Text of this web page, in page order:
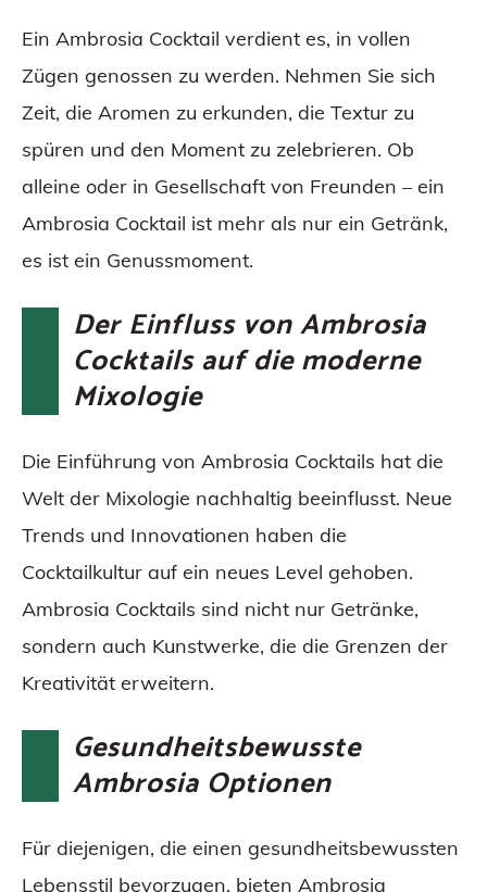
Ein Ambrosia Cocktail verdient es, in vollen
Zügen genossen zu werden. Nehmen Sie sich
Zeit, die Aromen zu erkunden, die Textur zu
spüren und den Moment zu zelebrieren. Ob
alleine oder in Gesellschaft von Freunden – ein
Ambrosia Cocktail ist mehr als nur ein Getränk,
es ist ein Genussmoment.
Der Einfluss von Ambrosia
Cocktails auf die moderne
Mixologie
Die Einführung von Ambrosia Cocktails hat die
Welt der Mixologie nachhaltig beeinflusst. Neue
Trends und Innovationen haben die
Cocktailkultur auf ein neues Level gehoben.
Ambrosia Cocktails sind nicht nur Getränke,
sondern auch Kunstwerke, die die Grenzen der
Kreativität erweitern.
Gesundheitsbewusste
Ambrosia Optionen
Für diejenigen, die einen gesundheitsbewussten
Lebensstil bevorzugen, bieten Ambrosia